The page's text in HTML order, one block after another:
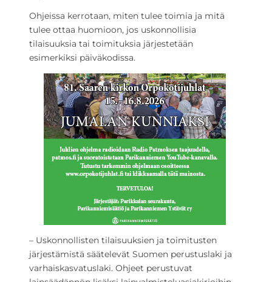
Ohjeissa kerrotaan, miten tulee toimia ja mitä
tulee ottaa huomioon, jos uskonnollisia
tilaisuuksia tai toimituksia järjestetään
esimerkiksi päiväkodissa.
– Uskonnollisten tilaisuuksien ja toimitusten
järjestämistä säätelevät Suomen perustuslaki ja
varhaiskasvatuslaki. Ohjeet perustuvat